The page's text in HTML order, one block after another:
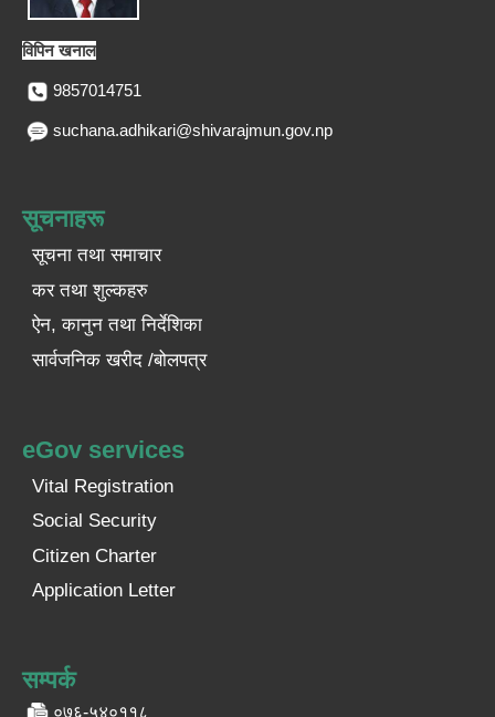
विपिन खनाल
9857014751
suchana.adhikari@shivarajmun.gov.np
सूचनाहरू
सूचना तथा समाचार
कर तथा शुल्कहरु
ऐन, कानुन तथा निर्देशिका
सार्वजनिक खरीद /बोलपत्र
eGov services
Vital Registration
Social Security
Citizen Charter
Application Letter
सम्पर्क
०७६-५४०११८